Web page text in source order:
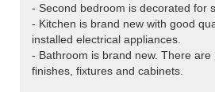
- Second bedroom is decorated for
- Kitchen is brand new with good
installed electrical appliances.
- Bathroom is brand new. There are
finishes, fixtures and cabinets.